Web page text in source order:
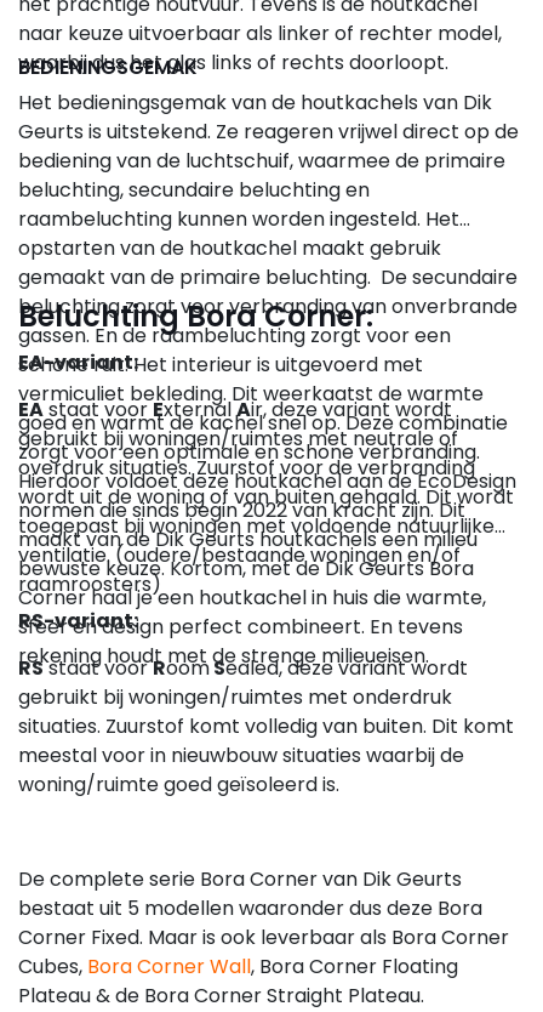
naar keuze uitvoerbaar als linker of rechter model,
waarbij dus het glas links of rechts doorloopt.
BEDIENINGSGEMAK
Het bedieningsgemak van de houtkachels van Dik
Geurts is uitstekend. Ze reageren vrijwel direct op de
bediening van de luchtschuif, waarmee de primaire
beluchting, secundaire beluchting en
raambeluchting kunnen worden ingesteld. Het
opstarten van de houtkachel maakt gebruik
gemaakt van de primaire beluchting. De secundaire
beluchting zorgt voor verbranding van onverbrande
gassen. En de raambeluchting zorgt voor een
schone ruit. Het interieur is uitgevoerd met
vermiculiet bekleding. Dit weerkaatst de warmte
goed en warmt de kachel snel op. Deze combinatie
zorgt voor een optimale en schone verbranding.
Hierdoor voldoet deze houtkachel aan de EcoDesign
normen die sinds begin 2022 van kracht zijn. Dit
maakt van de Dik Geurts houtkachels een milieu
bewuste keuze. Kortom, met de Dik Geurts Bora
Corner haal je een houtkachel in huis die warmte,
sfeer en design perfect combineert. En tevens
rekening houdt met de strenge milieueisen.
Beluchting Bora Corner:
EA-variant:
EAstaat voorExternalAir, deze variant wordt
gebruikt bij woningen/ruimtes met neutrale of
overdruk situaties. Zuurstof voor de verbranding
wordt uit de woning of van buiten gehaald. Dit wordt
toegepast bij woningen met voldoende natuurlijke
ventilatie. (oudere/bestaande woningen en/of
raamroosters)
RS-variant:
RSstaat voorRoomSealed, deze variant wordt
gebruikt bij woningen/ruimtes met onderdruk
situaties. Zuurstof komt volledig van buiten. Dit komt
meestal voor in nieuwbouw situaties waarbij de
woning/ruimte goed geïsoleerd is.
De complete serie Bora Corner van Dik Geurts
bestaat uit 5 modellen waaronder dus deze Bora
Corner Fixed. Maar is ook leverbaar als Bora Corner
Cubes, Bora Corner Wall, Bora Corner Floating
Plateau & de Bora Corner Straight Plateau.